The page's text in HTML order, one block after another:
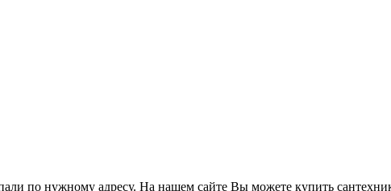
по нужному адресу. На нашем сайте Вы можете купить